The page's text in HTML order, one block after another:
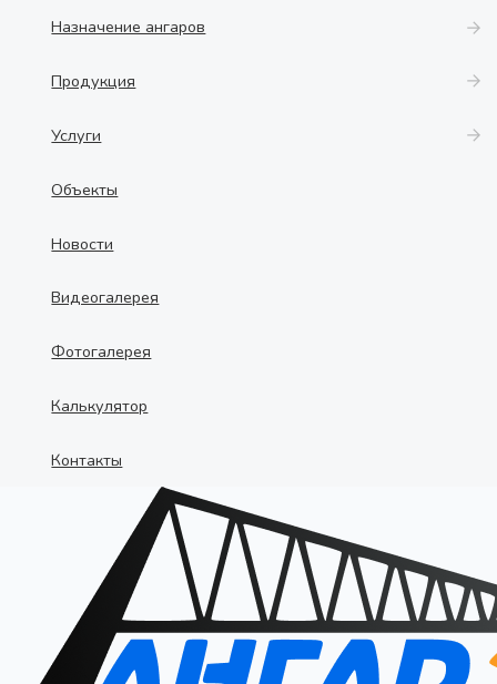
Назначение ангаров
Продукция
Услуги
Объекты
Новости
Видеогалерея
Фотогалерея
Калькулятор
Контакты